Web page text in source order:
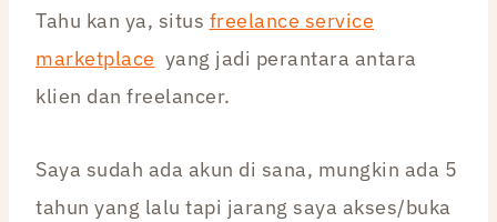
Tahu kan ya, situs freelance service
marketplace yang jadi perantara antara
klien dan freelancer.
Saya sudah ada akun di sana, mungkin ada 5
tahun yang lalu tapi jarang saya akses/buka